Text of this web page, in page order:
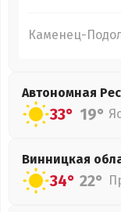
Каменец-
Автономная
33° 19°
Винницкая
34° 22°